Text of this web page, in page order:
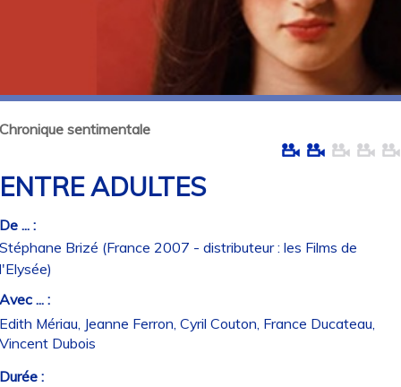
sentimentale
ADULTES
... :
Brizé (France 2007 - distributeur : les Films de
... :
Mériau, Jeanne Ferron, Cyril Couton, France Ducateau,
Dubois
: